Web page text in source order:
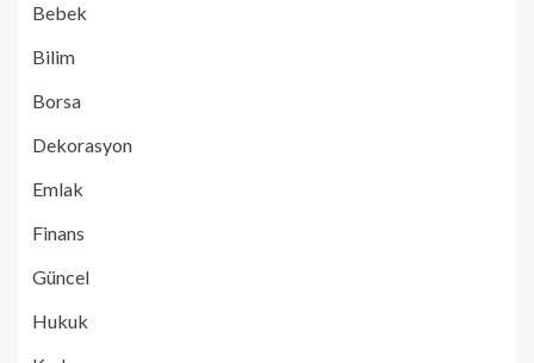
Bebek
Bilim
Borsa
Dekorasyon
Emlak
Finans
Güncel
Hukuk